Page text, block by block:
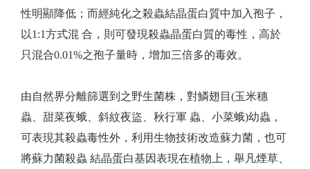
性明顯降低；而經純化之殺蟲結晶蛋白質中加入孢子，
以1:1方式混 合，則可發現殺蟲晶蛋白質的毒性，高於
只混合0.01%之孢子量時，增加三倍多的毒效。
由自然界分離篩選到之野生菌株，對鱗翅目(玉米穗
蟲、甜菜夜蛾、斜紋夜盜、秋行軍 蟲、小菜蛾)幼蟲，
可表現其殺蟲毒性外，利用生物技術改造蘇力菌，也可
將蘇力菌殺蟲 結晶蛋白基因表現在植物上，舉凡煙草、